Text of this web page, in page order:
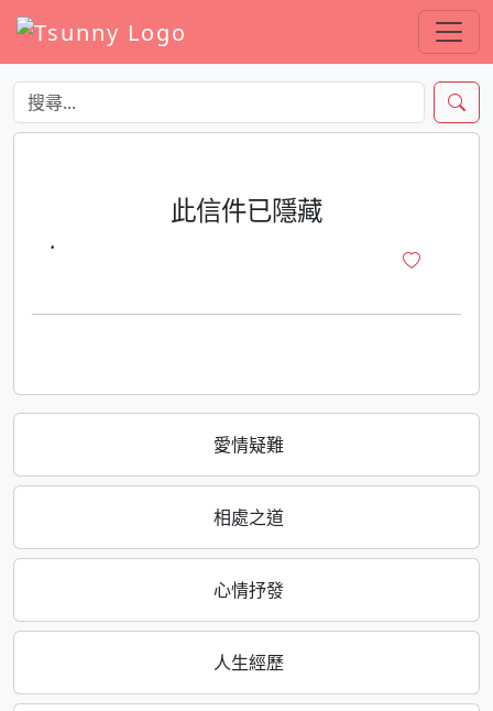
愛情疑難
相處之道
心情抒發
人生經歷
此信件已隱藏
·